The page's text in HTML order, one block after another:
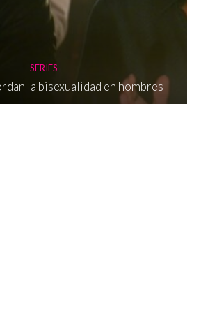
SERIES
la bisexualidad en hombres